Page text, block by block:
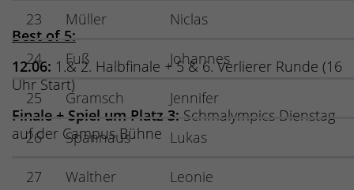
23 Müller Niclas
24 Fuß Johannes
25 Gramsch Jennifer
26 Spannaus Lukas
27 Walther Leonie
Best of 5:
12.06: 1.& 2. Halbfinale + 5 & 6. Verlierer Runde (16
Uhr Start)
Finale + Spiel um Platz 3: Schmalympics Dienstag
auf der Campus Bühne